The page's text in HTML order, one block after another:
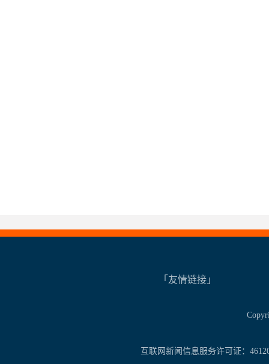
「友情链接」
互联网新闻信息服务许可证：